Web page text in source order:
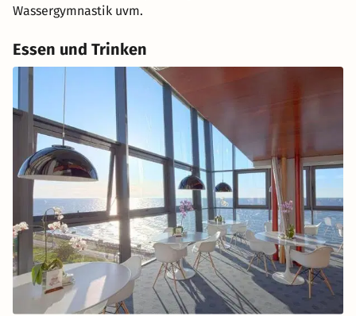
Wassergymnastik uvm.
Essen und Trinken